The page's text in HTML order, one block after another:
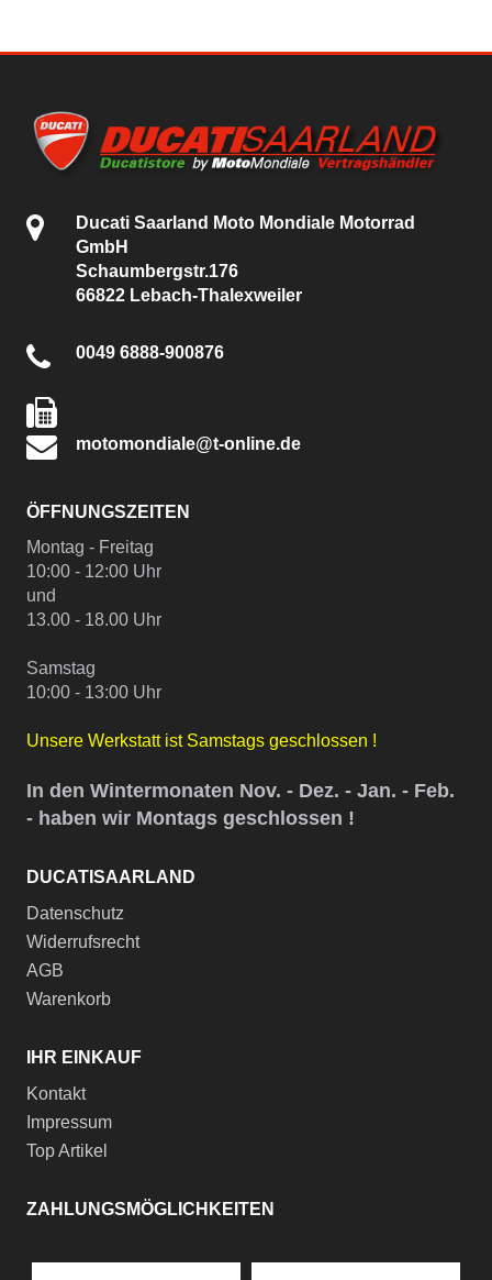
Ducati Saarland Moto Mondiale Motorrad
GmbH
Schaumbergstr.176
66822 Lebach-Thalexweiler
0049 6888-900876
motomondiale@t-online.de
ÖFFNUNGSZEITEN
Montag - Freitag
10:00 - 12:00 Uhr
und
13.00 - 18.00 Uhr
Samstag
10:00 - 13:00 Uhr
Unsere Werkstatt ist Samstags geschlossen !
In den Wintermonaten Nov. - Dez. - Jan. - Feb.
- haben wir Montags geschlossen !
DUCATISAARLAND
Datenschutz
Widerrufsrecht
AGB
Warenkorb
IHR EINKAUF
Kontakt
Impressum
Top Artikel
ZAHLUNGSMÖGLICHKEITEN